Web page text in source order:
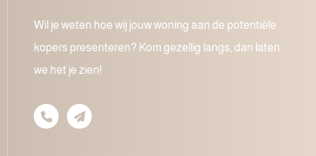
Wil je weten hoe wij jouw woning aan de potentiële
kopers presenteren? Kom gezellig langs, dan laten
we het je zien!